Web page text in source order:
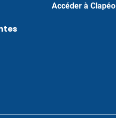
Accéder à Clapéo